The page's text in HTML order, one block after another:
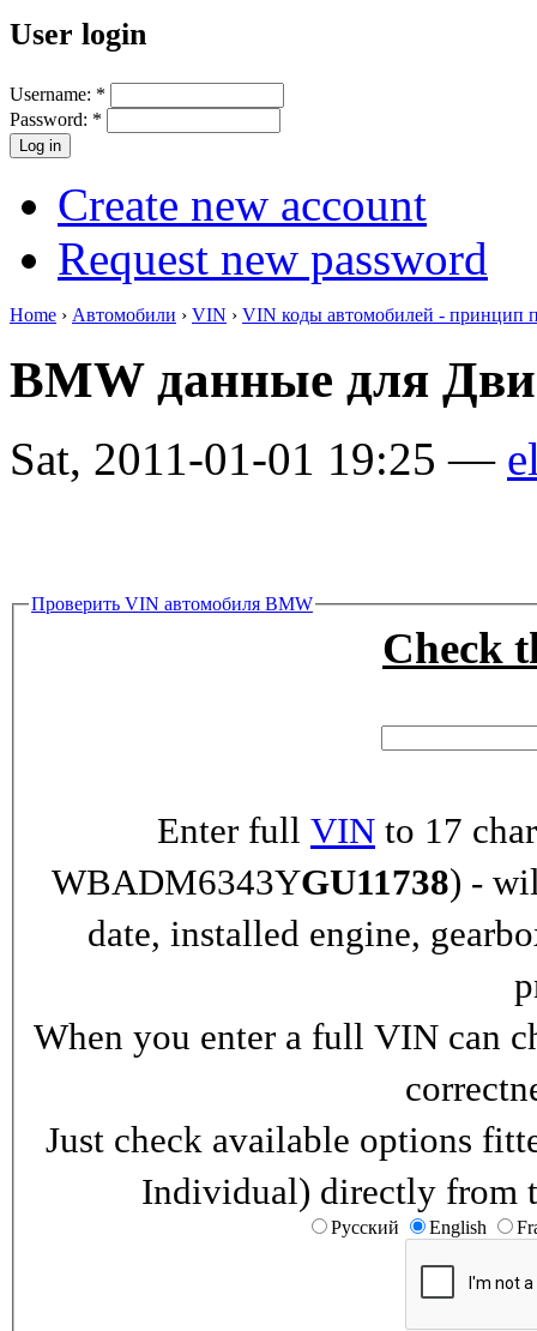
User login
Username: *
Password: *
Create new account
Request new password
Home › Автомобили › VIN › VIN коды автомобилей - принцип
BMW данные для
Sat, 2011-01-01 19:25 —
Проверить VIN автомобиля BMW
Check
Enter full VIN to 17
WBADM6343YGU11738) -
date, installed engine,
When you enter a full VIN can
Just check available options
Individual) directly from
Русский English